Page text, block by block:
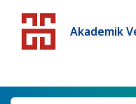
Akademik